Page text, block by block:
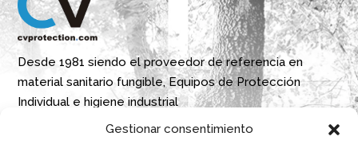
Gestionar consentimiento
Desde 1981 siendo el proveedor de referencia en
material sanitario fungible, Equipos de Protección
Individual e higiene industrial